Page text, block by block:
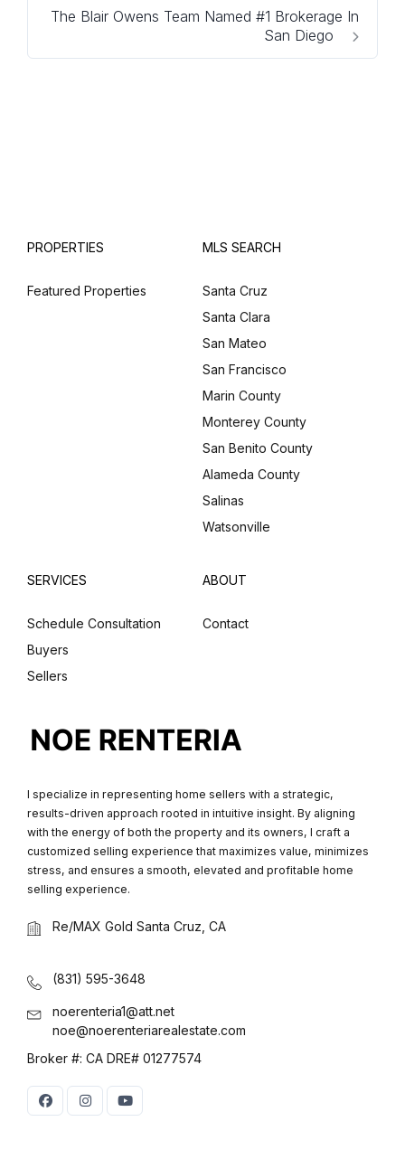
The Blair Owens Team Named #1 Brokerage In
San Diego
PROPERTIES
Featured Properties
MLS SEARCH
Santa Cruz
Santa Clara
San Mateo
San Francisco
Marin County
Monterey County
San Benito County
Alameda County
Salinas
Watsonville
SERVICES
Schedule Consultation
Buyers
Sellers
ABOUT
Contact
I specialize in representing home sellers with a strategic,
results-driven approach rooted in intuitive insight. By aligning
with the energy of both the property and its owners, I craft a
customized selling experience that maximizes value, minimizes
stress, and ensures a smooth, elevated and profitable home
selling experience.
Re/MAX Gold Santa Cruz, CA
(831) 595-3648
noerenteria1@att.net
noe@noerenteriarealestate.com
Broker #: CA DRE# 01277574
(use: agent)
(use: agent)
LOGIN
No apps configured. Please